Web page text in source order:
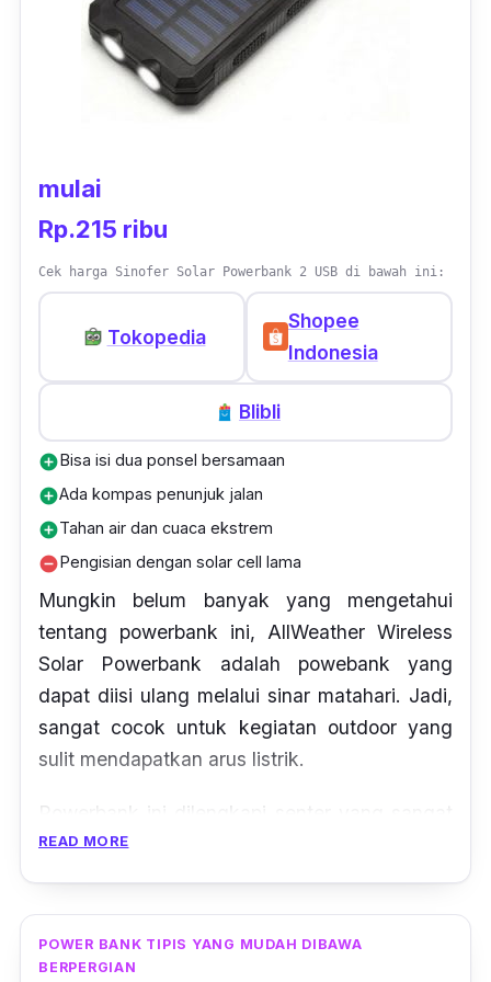
pengalaman pengisian baterai cepat untuk
pemakaian lama. Misalnya 10 menit diisi untuk
penggunaan 2 jam.
mulai
Rp.215 ribu
Cek harga Sinofer Solar Powerbank 2 USB di bawah ini:
Tokopedia
Shopee
Indonesia
Blibli
add_circleBisa isi dua ponsel bersamaan
add_circleAda kompas penunjuk jalan
add_circleTahan air dan cuaca ekstrem
remove_circlePengisian dengan solar cell lama
Mungkin belum banyak yang mengetahui
tentang powerbank ini, AllWeather Wireless
Solar Powerbank adalah powebank yang
dapat diisi ulang melalui sinar matahari. Jadi,
sangat cocok untuk kegiatan outdoor yang
sulit mendapatkan arus listrik.
Powerbank ini dilengkapi senter yang sangat
terang, yang dapat digunakan sebagai
pasang sehingga dapat disesuaikan dengan
kebutuhan. Kerennya lagi, terdapat fitur Qi
READ MORE
POWER BANK TIPIS YANG MUDAH DIBAWA
BERPERGIAN